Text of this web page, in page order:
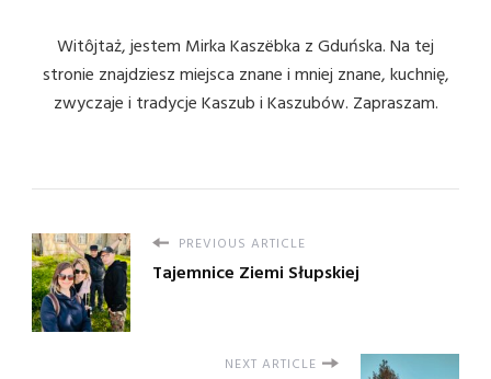
Witôjtaż, jestem Mirka Kaszëbka z Gduńska. Na tej
stronie znajdziesz miejsca znane i mniej znane, kuchnię,
zwyczaje i tradycje Kaszub i Kaszubów. Zapraszam.
PREVIOUS ARTICLE
Tajemnice Ziemi Słupskiej
NEXT ARTICLE